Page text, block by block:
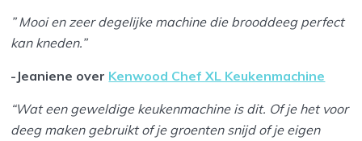
” Mooi en zeer degelijke machine die brooddeeg perfect
kan kneden.”
-Jeaniene over Kenwood Chef XL Keukenmachine
“Wat een geweldige keukenmachine is dit. Of je het voor
deeg maken gebruikt of je groenten snijd of je eigen